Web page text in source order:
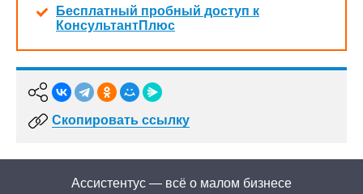
Бесплатный пробный доступ к
КонсультантПлюс
Скопировать ссылку
Ассистентус — всё о малом бизнесе